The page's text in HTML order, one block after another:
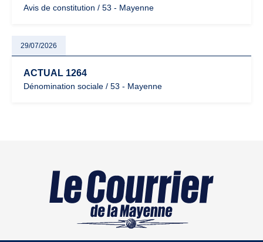
Avis de constitution / 53 - Mayenne
29/07/2026
ACTUAL 1264
Dénomination sociale / 53 - Mayenne